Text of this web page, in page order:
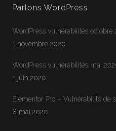
Parlons WordPress
WordPress vulnérabilités octobre
1 novembre 2020
WordPress vulnérabilités mai
1 juin 2020
Elementor Pro – Vulnérabilité de
8 mai 2020
Jean-Francois
Webloft